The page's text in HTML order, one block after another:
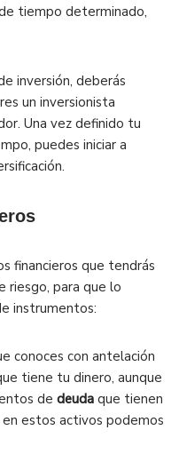
tiempo determinado,
inversión, deberás
un inversionista
Una vez definido tu
puedes iniciar a
financieros que tendrás
riesgo, para que lo
instrumentos:
conoces con antelación
tiene tu dinero, aunque
de deuda que tienen
estos activos podemos